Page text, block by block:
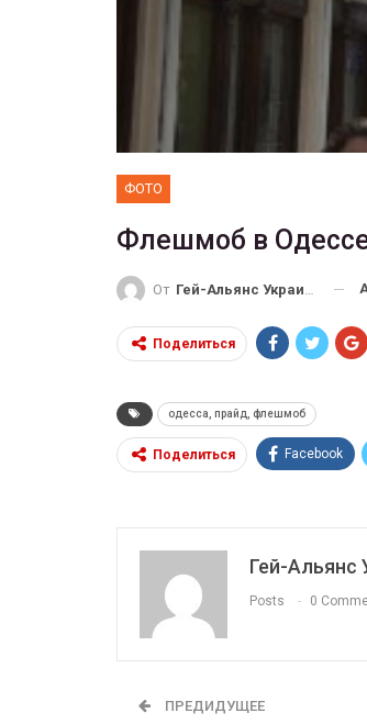
ФОТО
Флешмоб в
От Гей-Альянс Украина
Поделиться
одесса, прайд, флешмоб
Поделиться Facebook
Гей-Альянс
Posts 0
ПРЕДИДУЩЕЕ